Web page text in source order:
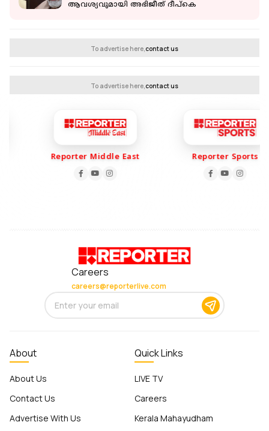
ആവശ്യവുമായി അഭിജീത് ദീപ്‌കെ
To advertise here,contact us
To advertise here,contact us
Reporter Middle East Reporter Sports
Careers
careers@reporterlive.com
About
About Us
Contact Us
Advertise With Us
Quick Links
LIVE TV
Careers
Kerala Mahayudham